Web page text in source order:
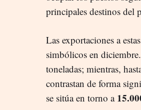
principales destinos del
Las exportaciones a
simbólicos en
toneladas; mientras,
contrastan de forma
se sitúa en torno a